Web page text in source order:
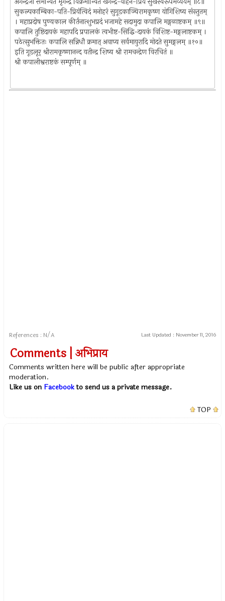
सुकल्पकाम्बिका-पति-प्रियंत्विदं मनोहरं सुगूडकाञ्चिरामकृष्ण योगिशिष्य संस्तुतम्
। महाप्रदोष पुण्यकाल कीर्तनात्शुभप्रदं भजामहे सदामुदा कपालि मङ्गळाष्टकम् ॥९॥
कपालि तुष्टिदायकं महापदि प्रपालकं त्वभीष्ट-सिद्धि-दायकं विशिष्ट-मङ्गलाष्टकम् ।
पठेत्सुभक्तितः कपालि सन्निधौ क्रमात् अवाप्य सर्वमायुरादि मोदते सुमङ्गलम् ॥१०॥
इति गूडलूर् श्रीरामकृष्णानन्द यतीन्द्र शिष्य श्री रामचन्द्रेण विरचितं ॥
श्री कपालीश्वराष्टकं सम्पूर्णम् ॥
References : N/A Last Updated : November 11, 2016
Comments | अभिप्राय
Comments written here will be public after appropriate
moderation.
Like us on Facebookto send us a private message.
TOP